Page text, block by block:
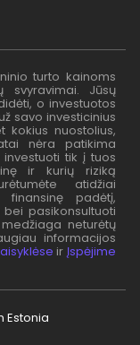
turto kainoms
Jūsų
o investuotos
savo investicinius
kokius nuostolius,
nėra patikima
tik į tuos
ir kurių riziką
atidžiai
finansinę padėtį,
pasikonsultuoti
neturėtų
informacijos
ir Įspėjime
Estonia